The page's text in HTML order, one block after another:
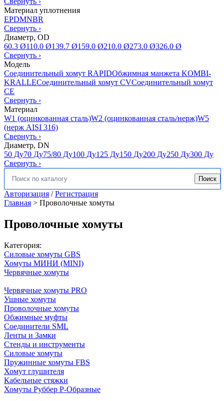
Материал уплотнения
EPDMNBR
Свернуть ›
Диаметр, OD
60.3 Ø110.0 Ø139.7 Ø159.0 Ø210.0 Ø273.0 Ø326.0 Ø
Свернуть ›
Модель
Соединительный хомут RAPIDОбжимная манжета KOMBI-
KRALLEСоединительный хомут CVСоединительный хомут
CE
Свернуть ›
Материал
W1 (оцинкованная сталь)W2 (оцинкованная сталь/нерж)W5
(нерж AISI 316)
Свернуть ›
Диаметр, DN
50 Ду70 Ду75/80 Ду100 Ду125 Ду150 Ду200 Ду250 Ду300 Ду
Свернуть ›
Искать: Поиск
Авторизация /Регистрация
Главная > Проволочные хомуты
Проволочные хомуты
Категория:
Силовые хомуты GBS
Хомуты МИНИ (MINI)
Червячные хомуты
Червячные хомуты PRO
Ушные хомуты
Проволочные хомуты
Обжимные муфты
Соединители SML
Ленты и Замки
Стенды и инструменты
Силовые хомуты
Пружинные хомуты FBS
Хомут глушителя
Кабельные стяжки
Хомуты Руббер Р-Образные